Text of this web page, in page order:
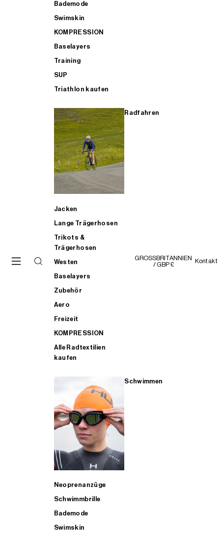
Bademode
Swimskin
KOMPRESSION
Baselayers
Training
SUP
Triathlon kaufen
Radfahren
Jacken
Lange Trägerhosen
Trikots &
Trägerhosen
Westen
Baselayers
Zubehör
Aero
Freizeit
KOMPRESSION
Alle Radtextilien
kaufen
Schwimmen
Neoprenanzüge
Schwimmbrille
Bademode
Swimskin
GROSSBRITANNIEN
/ GBP £
Kontakt